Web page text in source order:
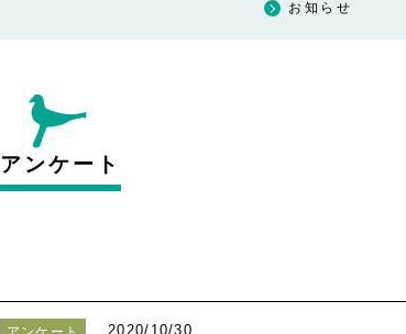
お知らせ
アンケート
2020/10/30